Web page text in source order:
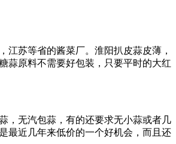
苏等省的酱菜厂。淮阳扒皮蒜皮薄，
蒜原料不需要好包装，只要平时的大红
，无汽包蒜，有的还要求无小蒜或者几
最近几年来低价的一个好机会，而且还